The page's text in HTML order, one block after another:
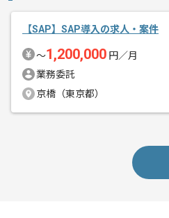
【SAP】SAP導入の求人・案件
〜1,200,000 円／月
業務委託
京橋（東京都）